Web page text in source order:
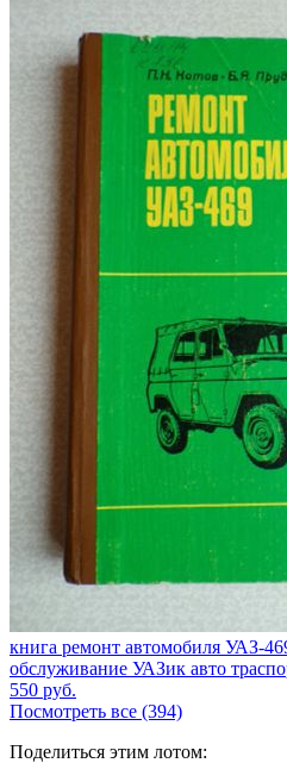
книга ремонт автомобиля УАЗ-
обслуживание УАЗик авто
550 руб.
Посмотреть все (394)
Поделиться этим лотом: